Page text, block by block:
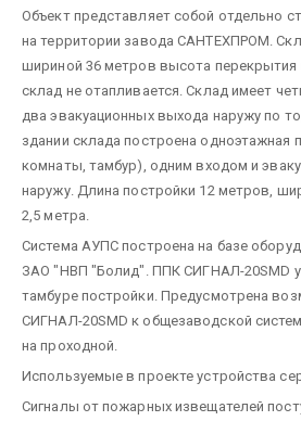
Объект представляет собой отдельно
на территории завода САНТЕХПРОМ.
шириной 36 метров высота перекрытия
склад не отапливается. Склад имеет
два эвакуационных выхода наружу по
здании склада построена одноэтажная
комнаты, тамбур), одним входом и
наружу. Длина постройки 12 метров,
2,5 метра.
Система АУПС построена на базе
ЗАО "НВП "Болид". ППК СИГНАЛ-20SMD
тамбуре постройки. Предусмотрена
СИГНАЛ-20SMD к общезаводской
на проходной.
Используемые в проекте устройства
Сигналы от пожарных извещателей